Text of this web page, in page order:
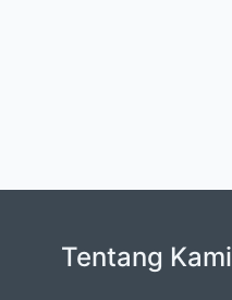
Tentang Kami